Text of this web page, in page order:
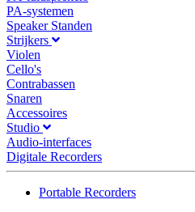
PA-systemen
Speaker Standen
Strijkers
Violen
Cello's
Contrabassen
Snaren
Accessoires
Studio
Audio-interfaces
Digitale Recorders
Portable Recorders